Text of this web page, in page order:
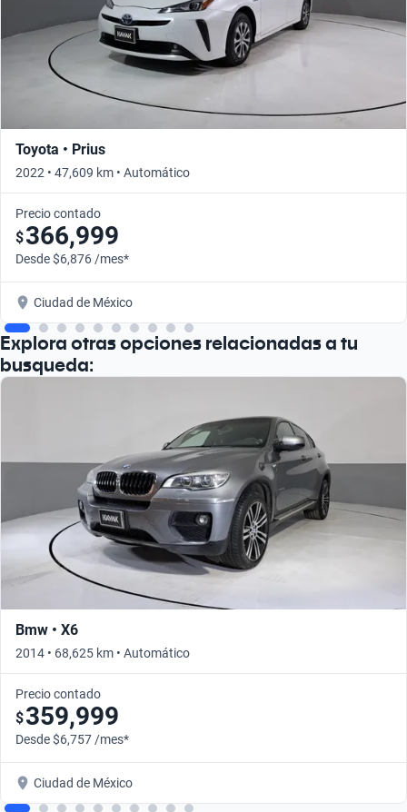
Toyota • Prius
2022 • 47,609 km • Automático
Precio contado
$366,999
Desde $6,876 /mes*
Ciudad de México
Explora otras opciones relacionadas a tu
busqueda:
Bmw • X6
2014 • 68,625 km • Automático
Precio contado
$359,999
Desde $6,757 /mes*
Ciudad de México